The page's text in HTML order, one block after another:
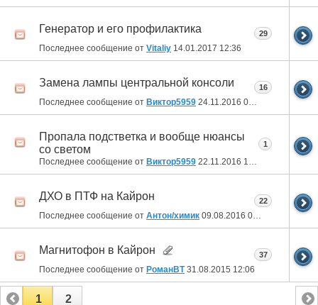
Генератор и его профилактика
Последнее сообщение от Vitaliy 14.01.2017 12:36
29
Замена лампы центральной консоли
Последнее сообщение от Виктор5959 24.11.2016 06:50
16
Пропала подстветка и вообще нюансы
со светом
Последнее сообщение от Виктор5959 22.11.2016 12:51
1
ДХО в ПТФ на Кайрон
Последнее сообщение от Антон/химик 09.08.2016 09:02
22
Магнитофон в Кайрон
Последнее сообщение от РоманВТ31.08.2015 12:06
37
1 2